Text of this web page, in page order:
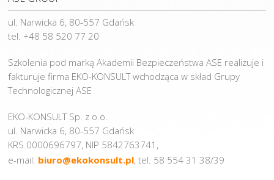
ul. Narwicka 6, 80-557 Gdańsk
tel. +48 58 520 77 20
Szkolenia pod marką Akademii Bezpieczeństwa ASE realizuje i
fakturuje firma EKO-KONSULT wchodząca w skład Grupy
Technologicznej ASE
EKO-KONSULT Sp. z o.o.
ul. Narwicka 6, 80-557 Gdańsk
KRS 0000696797, NIP 5842763741,
e-mail: biuro@ekokonsult.pl, tel. 58 554 31 38/39